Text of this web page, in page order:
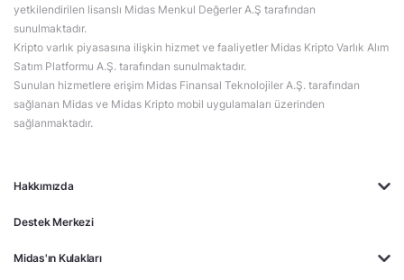
Hakkımızda
Destek Merkezi
Midas'ın Kulakları
yetkilendirilen lisanslı Midas Menkul Değerler A.Ş tarafından
sunulmaktadır.
Kripto varlık piyasasına ilişkin hizmet ve faaliyetler Midas Kripto Varlık Alım
Satım Platformu A.Ş. tarafından sunulmaktadır.
Sunulan hizmetlere erişim Midas Finansal Teknolojiler A.Ş. tarafından
sağlanan Midas ve Midas Kripto mobil uygulamaları üzerinden
sağlanmaktadır.